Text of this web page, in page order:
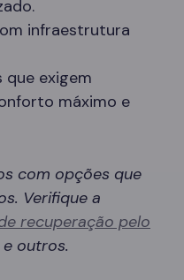
infraestrutura
que exigem
máximo e
com opções que
Verifique a
recuperação pelo
e outros.